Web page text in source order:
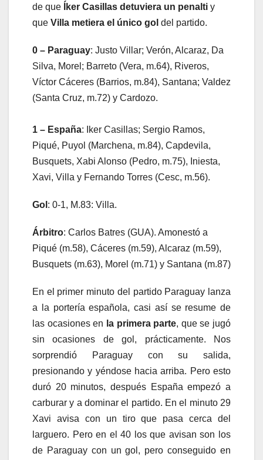
de que
Íker Casillas detuviera un penalti y
que Villa metiera el único gol del partido.
0 – Paraguay: Justo Villar; Verón, Alcaraz, Da
Silva, Morel; Barreto (Vera, m.64), Riveros,
Víctor Cáceres (Barrios, m.84), Santana; Valdez
(Santa Cruz, m.72) y Cardozo.
1 – España: Iker Casillas; Sergio Ramos,
Piqué, Puyol (Marchena, m.84), Capdevila,
Busquets, Xabi Alonso (Pedro, m.75), Iniesta,
Xavi, Villa y Fernando Torres (Cesc, m.56).
Gol : 0-1, M.83: Villa.
Árbitro: Carlos Batres (GUA). Amonestó a
Piqué (m.58), Cáceres (m.59), Alcaraz (m.59),
Busquets (m.63), Morel (m.71) y Santana (m.87)
En el primer minuto del partido Paraguay lanza
a la portería española, casi así se resume de
las ocasiones en la primera parte, que se jugó
sin ocasiones de gol, prácticamente. Nos
sorprendió Paraguay con su salida,
presionando y yéndose hacia arriba. Pero esto
duró 20 minutos, después España empezó a
carburar y a dominar el partido. En el minuto 29
Xavi avisa con un tiro que pasa cerca del
larguero. Pero en el 40 los que avisan son los
de Paraguay con un gol, pero conseguido en